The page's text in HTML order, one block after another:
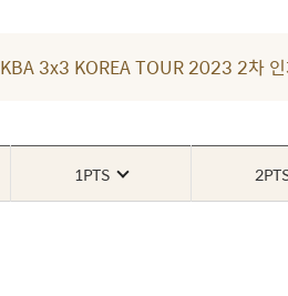
KBA 3x3 KOREA TOUR 2023 2차
1PTS